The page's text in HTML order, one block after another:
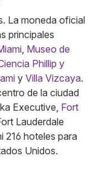
La moneda oficial
principales
Museo de
Phillip y
y Villa Vizcaya.
de la ciudad
Executive, Fort
Lauderdale
216 hoteles para
Unidos.